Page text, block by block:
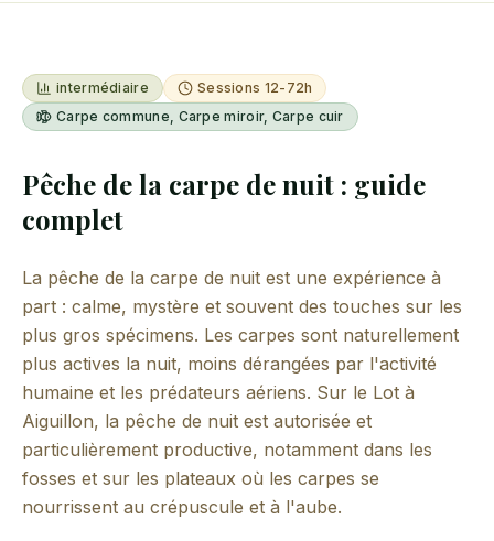
intermédiaire
Sessions 12-72h
Carpe commune, Carpe miroir, Carpe cuir
Pêche de la carpe de nuit : guide
complet
La pêche de la carpe de nuit est une expérience à
part : calme, mystère et souvent des touches sur les
plus gros spécimens. Les carpes sont naturellement
plus actives la nuit, moins dérangées par l'activité
humaine et les prédateurs aériens. Sur le Lot à
Aiguillon, la pêche de nuit est autorisée et
particulièrement productive, notamment dans les
fosses et sur les plateaux où les carpes se
nourrissent au crépuscule et à l'aube.